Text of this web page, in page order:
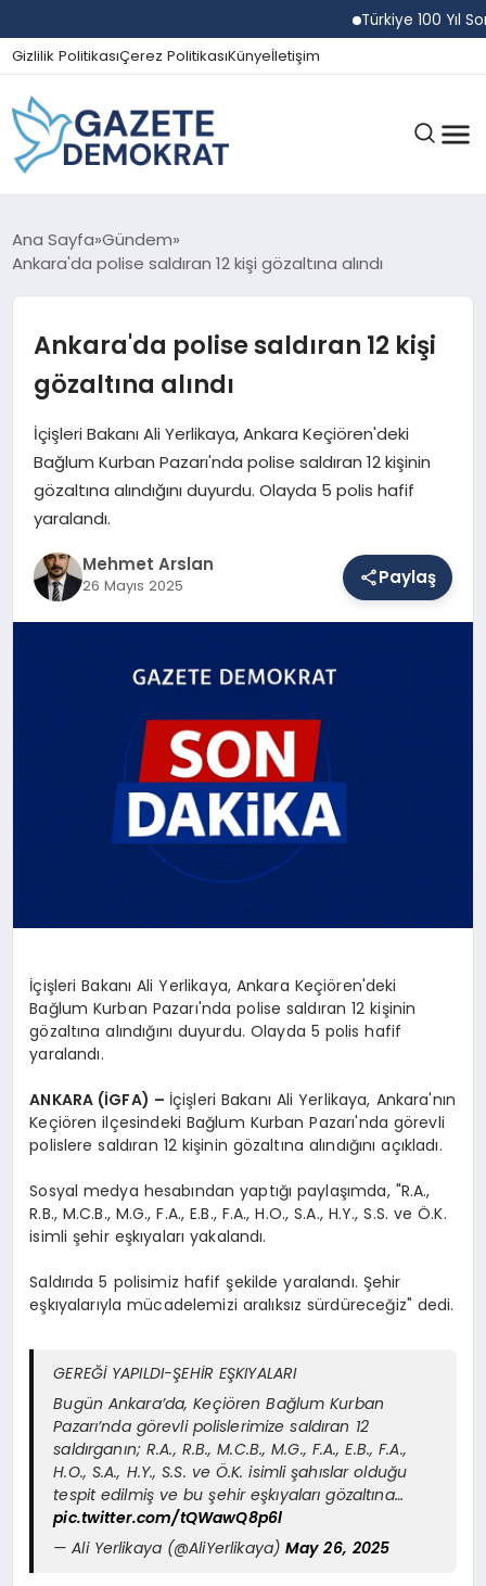
Türkiye 100 Yıl
Gizlilik PolitikasıÇerez PolitikasıKünyeİletişim
GÜNDEM
SPOR
MAGAZIN
SAĞLIK
Ana Sayfa Gündem
Ankara'da polise saldıran 12 kişi gözaltına alındı
Ankara'da polise saldıran 12 kişi
gözaltına alındı
İçişleri Bakanı Ali Yerlikaya, Ankara Keçiören'deki
Bağlum Kurban Pazarı'nda polise saldıran 12 kişinin
gözaltına alındığını duyurdu. Olayda 5 polis hafif
yaralandı.
Mehmet Arslan
26 Mayıs 2025 Paylaş
İçişleri Bakanı Ali Yerlikaya, Ankara Keçiören'deki
Bağlum Kurban Pazarı'nda polise saldıran 12 kişinin
gözaltına alındığını duyurdu. Olayda 5 polis hafif
yaralandı.
ANKARA (İGFA) – İçişleri Bakanı Ali Yerlikaya, Ankara'nın
Keçiören ilçesindeki Bağlum Kurban Pazarı'nda görevli
polislere saldıran 12 kişinin gözaltına alındığını açıkladı.
Sosyal medya hesabından yaptığı paylaşımda, "R.A.,
R.B., M.C.B., M.G., F.A., E.B., F.A., H.O., S.A., H.Y., S.S. ve Ö.K.
isimli şehir eşkıyaları yakalandı.
Saldırıda 5 polisimiz hafif şekilde yaralandı. Şehir
eşkıyalarıyla mücadelemizi aralıksız sürdüreceğiz" dedi.
GEREĞİ YAPILDI-ŞEHİR EŞKIYALARI
Bugün Ankara’da, Keçiören Bağlum Kurban
Pazarı’nda görevli polislerimize saldıran 12
saldırganın; R.A., R.B., M.C.B., M.G., F.A., E.B., F.A.,
H.O., S.A., H.Y., S.S. ve Ö.K. isimli şahıslar olduğu
tespit edilmiş ve bu şehir eşkıyaları gözaltına…
pic.twitter.com/tQWawQ8p6l
— Ali Yerlikaya (@AliYerlikaya)May 26, 2025